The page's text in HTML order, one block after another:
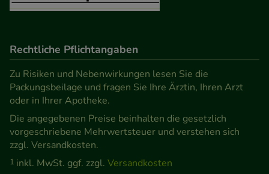
Rechtliche Pflichtangaben
Zu Risiken und Nebenwirkungen lesen Sie die
Packungsbeilage und fragen Sie Ihre Ärztin, Ihren Arzt
oder in Ihrer Apotheke.
Die angegebenen Preise beinhalten die gesetzlich
vorgeschriebene Mehrwertsteuer und verstehen sich
zzgl. Versandkosten.
1 inkl. MwSt. ggf. zzgl. Versandkosten